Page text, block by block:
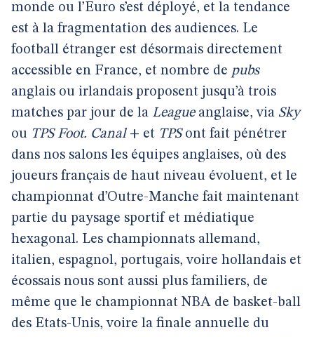
monde ou l’Euro s’est déployé, et la tendance
est à la fragmentation des audiences. Le
football étranger est désormais directement
accessible en France, et nombre de pubs
anglais ou irlandais proposent jusqu’à trois
matches par jour de la League anglaise, via Sky
ou TPS Foot. Canal + et TPS ont fait pénétrer
dans nos salons les équipes anglaises, où des
joueurs français de haut niveau évoluent, et le
championnat d’Outre-Manche fait maintenant
partie du paysage sportif et médiatique
hexagonal. Les championnats allemand,
italien, espagnol, portugais, voire hollandais et
écossais nous sont aussi plus familiers, de
même que le championnat NBA de basket-ball
des Etats-Unis, voire la finale annuelle du